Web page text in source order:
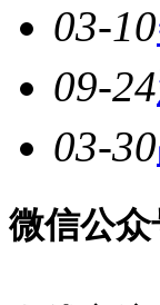
03-10
09-24
03-30
微信公众